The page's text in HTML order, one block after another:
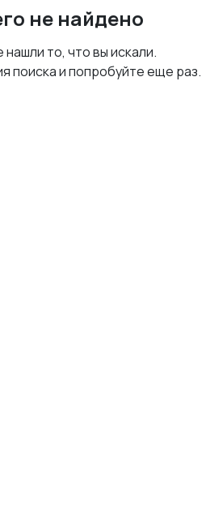
не найдено
нашли то, что вы искали.
поиска и попробуйте еще раз.